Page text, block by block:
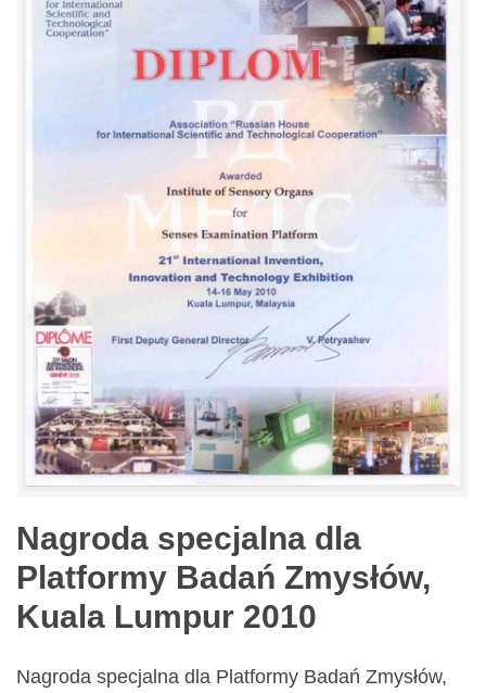
Nagroda specjalna dla
Platformy Badań Zmysłów,
Kuala Lumpur 2010
Nagroda specjalna dla Platformy Badań Zmysłów,